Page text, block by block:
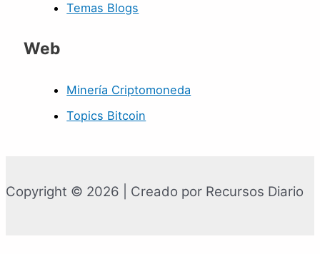
Temas Blogs
Web
Minería Criptomoneda
Topics Bitcoin
Copyright © 2026 | Creado por Recursos Diario